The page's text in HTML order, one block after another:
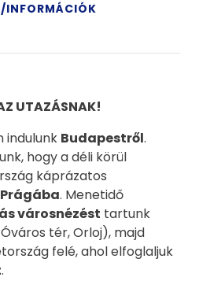
INFORMÁCIÓK
UTAZÁSNAK!
indulunk Budapestről.
hogy a déli körül
káprázatos
Prágába. Menetidő
városnézést tartunk
tér, Orloj), majd
felé, ahol elfoglaljuk
.